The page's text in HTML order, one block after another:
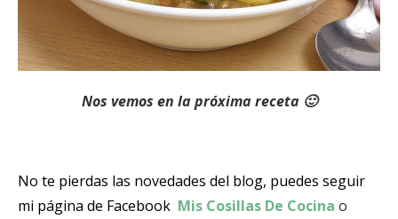
Nos vemos en la próxima receta 🙂
No te pierdas las novedades del blog, puedes seguir
mi página de Facebook Mis Cosillas De Cocina o